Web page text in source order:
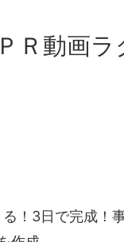
Ｒ動画ラ
！3日で完成！